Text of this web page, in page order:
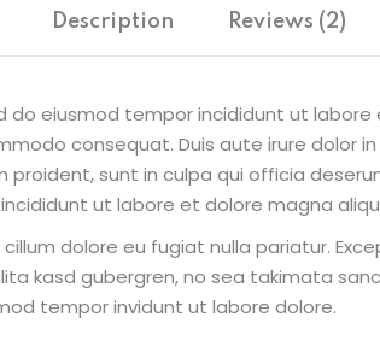
Description Reviews (2)
eiusmod tempor incididunt ut
consequat. Duis aute irure dolor
sunt in culpa qui officia
ut labore et dolore magna
dolore eu fugiat nulla pariatur.
kasd gubergren, no sea takimata
tempor invidunt ut labore dolore.